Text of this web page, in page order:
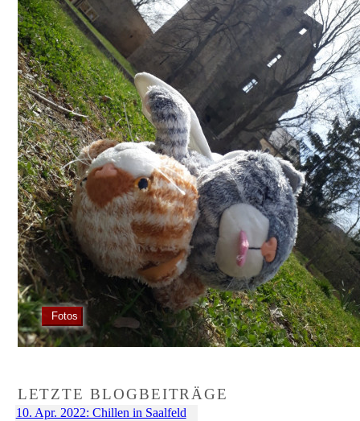
Fotos
LETZTE BLOGBEITRÄGE
10. Apr. 2022: Chillen in Saalfeld